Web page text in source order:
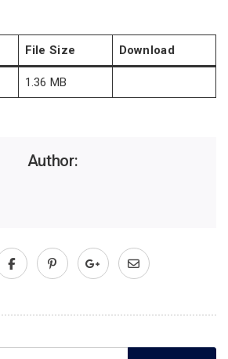
File Size Download
1.36 MB
Author: